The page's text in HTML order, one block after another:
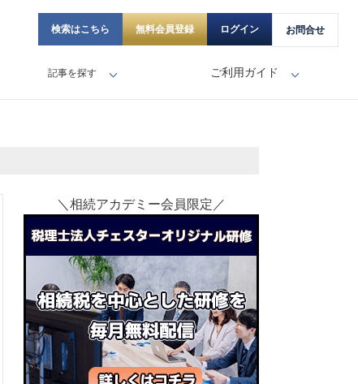
検索はこちら 無料会員登録 ログイン お問合せ
記事を探す ご利用ガイド
＼相続アカデミー会員限定／